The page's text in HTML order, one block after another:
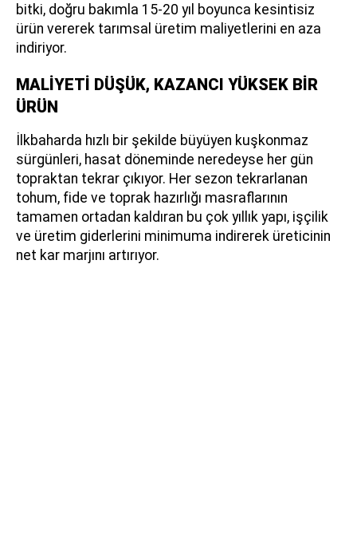
bitki, doğru bakımla 15-20 yıl boyunca kesintisiz
ürün vererek tarımsal üretim maliyetlerini en aza
indiriyor.
MALİYETİ DÜŞÜK, KAZANCI YÜKSEK BİR
ÜRÜN
İlkbaharda hızlı bir şekilde büyüyen kuşkonmaz
sürgünleri, hasat döneminde neredeyse her gün
topraktan tekrar çıkıyor. Her sezon tekrarlanan
tohum, fide ve toprak hazırlığı masraflarının
tamamen ortadan kaldıran bu çok yıllık yapı, işçilik
ve üretim giderlerini minimuma indirerek üreticinin
net kar marjını artırıyor.